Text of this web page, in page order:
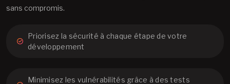
sans compromis.
Priorisez la sécurité à chaque étape de votre
développement
Minimisez les vulnérabilités grâce à des tests